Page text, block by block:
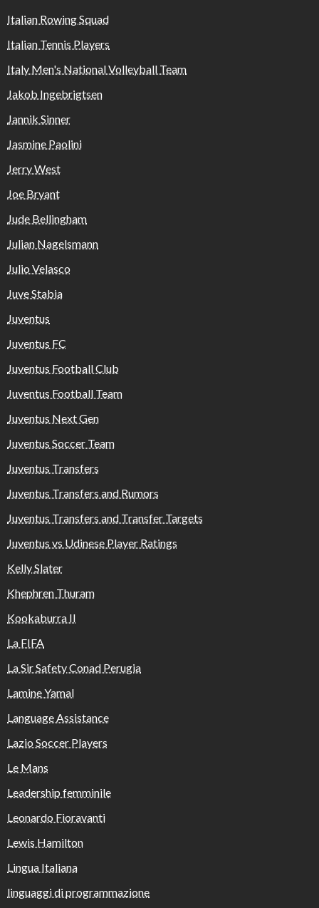
Italian Rowing Squad
Italian Tennis Players
Italy Men's National Volleyball Team
Jakob Ingebrigtsen
Jannik Sinner
Jasmine Paolini
Jerry West
Joe Bryant
Jude Bellingham
Julian Nagelsmann
Julio Velasco
Juve Stabia
Juventus
Juventus FC
Juventus Football Club
Juventus Football Team
Juventus Next Gen
Juventus Soccer Team
Juventus Transfers
Juventus Transfers and Rumors
Juventus Transfers and Transfer Targets
Juventus vs Udinese Player Ratings
Kelly Slater
Khephren Thuram
Kookaburra II
La FIFA
La Sir Safety Conad Perugia
Lamine Yamal
Language Assistance
Lazio Soccer Players
Le Mans
Leadership femminile
Leonardo Fioravanti
Lewis Hamilton
Lingua Italiana
linguaggi di programmazione